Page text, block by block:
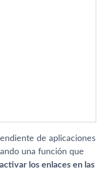
de aplicaciones
una función que
los enlaces en las